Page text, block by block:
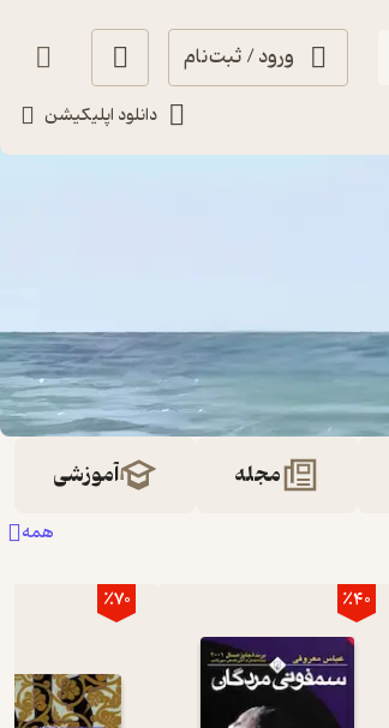
ورود / ثبت‌نام
دانلود اپلیکیشن
مجله آموزشی
همه
٪40 ٪70